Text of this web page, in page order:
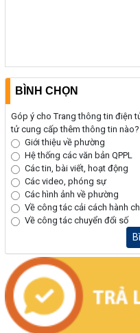
BÌNH CHỌN
Góp ý cho Trang thông tin điện
tử cung cấp thêm thông tin nào?
Giới thiệu về phường
Hệ thống các văn bản QPPL
Các tin, bài viết, hoạt động
Các video, phóng sự
Các hình ảnh về phường
Về công tác cải cách hành
Về công tác chuyển đổi số
Vương và bà Nguyễn Thị
Hồ, tỉnh Đắk Lắk